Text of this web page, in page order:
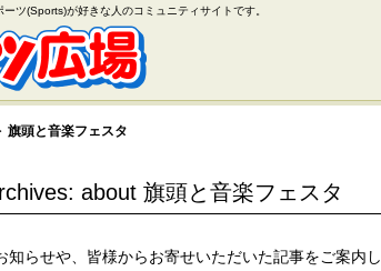
ツ(Sports)が好きな人のコミュニティサイトです。
旗頭と音楽フェスタ
about 旗頭と音楽フェスタ
らせや、皆様からお寄せいただいた記事をご案内し